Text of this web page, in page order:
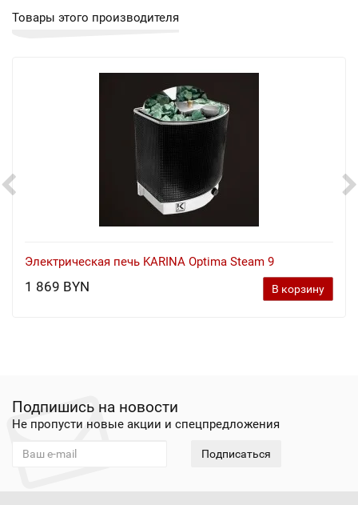
Товары этого производителя
Электрическая печь KARINA Optima Steam 9
1 869 BYN В корзину
Подпишись на новости
Не пропусти новые акции и спецпредложения
Подписаться